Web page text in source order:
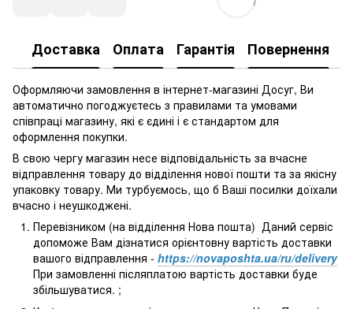
Доставка Оплата Гарантія Повернення
Оформляючи замовлення в інтернет-магазині Досуг, Ви
автоматично погоджуєтесь з правилами та умовами
співпраці магазину, які є єдині і є стандартом для
оформлення покупки.
В свою чергу магазин несе відповідальність за вчасне
відправлення товару до відділення нової пошти та за якісну
упаковку товару. Ми турбуємось, що б Ваші посилки доїхали
вчасно і неушкоджені.
Перевізником (на відділення Нова пошта) Даний сервіс
допоможе Вам дізнатися орієнтовну вартість доставки
вашого відправлення - https://novaposhta.ua/ru/delivery
При замовленні післяплатою вартість доставки буде
збільшуватися. ;